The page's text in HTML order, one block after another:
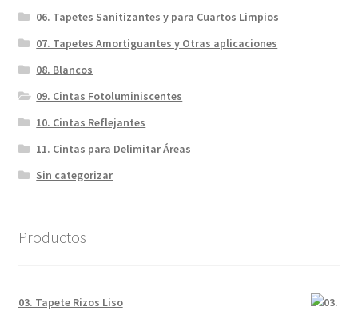
06. Tapetes Sanitizantes y para Cuartos Limpios
07. Tapetes Amortiguantes y Otras aplicaciones
08. Blancos
09. Cintas Fotoluminiscentes
10. Cintas Reflejantes
11. Cintas para Delimitar Áreas
Sin categorizar
Productos
03. Tapete Rizos Liso